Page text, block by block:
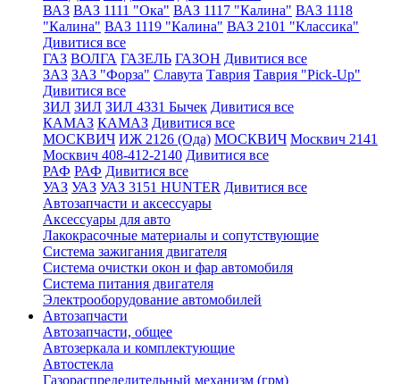
ВАЗ ВАЗ 1111 "Ока" ВАЗ 1117 "Калина" ВАЗ 1118
"Калина" ВАЗ 1119 "Калина" ВАЗ 2101 "Классика"
Дивитися все
ГАЗ ВОЛГА ГАЗЕЛЬ ГАЗОН Дивитися все
ЗАЗ ЗАЗ "Форза" Славута Таврия Таврия "Pick-Up"
Дивитися все
ЗИЛ ЗИЛ ЗИЛ 4331 Бычек Дивитися все
КАМАЗ КАМАЗ Дивитися все
МОСКВИЧ ИЖ 2126 (Ода) МОСКВИЧ Москвич 2141
Москвич 408-412-2140 Дивитися все
РАФ РАФ Дивитися все
УАЗ УАЗ УАЗ 3151 HUNTER Дивитися все
Автозапчасти и аксессуары
Аксессуары для авто
Лакокрасочные материалы и сопутствующие
Система зажигания двигателя
Система очистки окон и фар автомобиля
Система питания двигателя
Электрооборудование автомобилей
Автозапчасти
Автозапчасти, общее
Автозеркала и комплектующие
Автостекла
Газораспределительный механизм (грм)